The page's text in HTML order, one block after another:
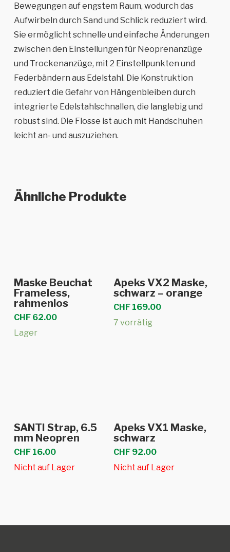
Bewegungen auf engstem Raum, wodurch das
Aufwirbeln durch Sand und Schlick reduziert wird.
Sie ermöglicht schnelle und einfache Änderungen
zwischen den Einstellungen für Neoprenanzüge
und Trockenanzüge, mit 2 Einstellpunkten und
Federbändern aus Edelstahl. Die Konstruktion
reduziert die Gefahr von Hängenbleiben durch
integrierte Edelstahlschnallen, die langlebig und
robust sind. Die Flosse ist auch mit Handschuhen
leicht an- und auszuziehen.
Ähnliche Produkte
In den Warenkorb
Maske Beuchat
Frameless,
rahmenlos
CHF62.00
Lager
In den Warenkorb
Apeks VX2 Maske,
schwarz – orange
CHF 169.00
7 vorrätig
Weiterlesen
SANTI Strap, 6.5
mm Neopren
CHF16.00
Nicht auf Lager
Weiterlesen
Apeks VX1 Maske,
schwarz
CHF 92.00
Nicht auf Lager